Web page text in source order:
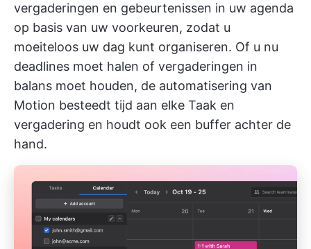
vergaderingen en gebeurtenissen in uw agenda
op basis van uw voorkeuren, zodat u
moeiteloos uw dag kunt organiseren. Of u nu
deadlines moet halen of vergaderingen in
balans moet houden, de automatisering van
Motion besteedt tijd aan elke Taak en
vergadering en houdt ook een buffer achter de
hand.